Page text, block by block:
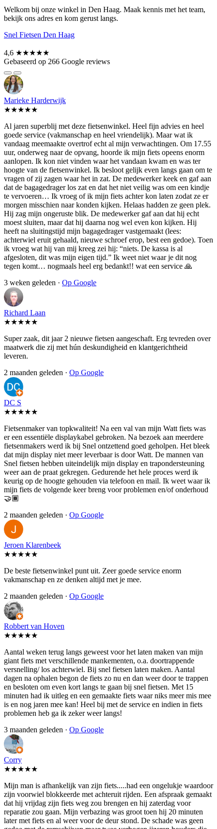
Welkom bij onze winkel in Den Haag. Maak kennis met het team,
bekijk ons adres en kom gerust langs.
Snel Fietsen Den Haag
4,6 ★★★★★
Gebaseerd op 266 Google reviews
Marieke Harderwijk
★★★★★
Al jaren superblij met deze fietsenwinkel. Heel fijn advies en heel
goede service (vakmanschap en heel vriendelijk). Maar wat ik
vandaag meemaakte overtrof echt al mijn verwachtingen. Om 17.55
uur, onderweg naar de opvang, hoorde ik mijn fiets opeens enorm
aanlopen. Ik kon niet vinden waar het vandaan kwam en was ter
hoogte van de fietsenwinkel. Ik besloot gelijk even langs gaan om te
vragen of zij zagen waar het in zat. De medewerker keek en gaf aan
dat de bagagedrager los zat en dat het niet veilig was om een kindje
te vervoeren… Ik vroeg of ik mijn fiets achter kon laten zodat ze er
morgen misschien naar konden kijken. Helaas hadden ze geen plek.
Hij zag mijn ongeruste blik. De medewerker gaf aan dat hij echt
moest sluiten, maar dat hij daarna nog wel even kon kijken. Hij
heeft na sluitingstijd mijn bagagedrager vastgemaakt (lees:
achterwiel eruit gehaald, nieuwe schroef erop, best een gedoe). Toen
ik vroeg wat hij van mij kreeg zei hij: “niets. De kassa is al
afgesloten, dit was mijn eigen tijd.” Ik weet niet waar je dit nog
tegen komt… nogmaals heel erg bedankt!! wat een service 🙏
3 weken geleden · Op Google
Richard Laan
★★★★★
Super zaak, dit jaar 2 nieuwe fietsen aangeschaft. Erg tevreden over
maatwerk die zij met hún deskundigheid en klantgerichtheid
leveren.
2 maanden geleden · Op Google
DC S
★★★★★
Fietsenmaker van topkwaliteit! Na een val van mijn Watt fiets was
er een essentiële displaykabel gebroken. Na bezoek aan meerdere
fietsenmakers werd ik bij Snel ontzettend goed geholpen. Het bleek
dat mijn display niet meer leverbaar is door Watt. De mannen van
Snel fietsen hebben uiteindelijk mijn display en trapondersteuning
weer aan de praat gekregen. Gedurende het hele proces werd ik
keurig op de hoogte gehouden via telefoon en mail. Ik weet waar ik
mijn fiets de volgende keer breng voor problemen en/of onderhoud
🤝🏾
2 maanden geleden · Op Google
Jeroen Klarenbeek
★★★★★
De beste fietsenwinkel punt uit. Zeer goede service enorm
vakmanschap en ze denken altijd met je mee.
2 maanden geleden · Op Google
Robbert van Hoven
★★★★★
Aantal weken terug langs geweest voor het laten maken van mijn
giant fiets met verschillende mankementen, o.a. doortrappende
versnelling/ los achterwiel. Bij snel fietsen laten maken. Aantal
dagen na ophalen begon de fiets zo nu en dan weer door te trappen
en besloten om even kort langs te gaan bij snel fietsen. Met 15
minuten had ik uitleg en een gemaakte fiets waar niks meer mis mee
is en nog jaren mee kan! Heel bij met de service en indien in fiets
problemen heb ga ik zeker weer langs!
3 maanden geleden · Op Google
Corry
★★★★★
Mijn man is afhankelijk van zijn fiets.....had een ongelukje waardoor
zijn voorwiel blokkeerde met achteruit rijden. Een afspraak gemaakt
dat hij vrijdag zijn fiets weg zou brengen en hij zaterdag voor
reparatie zou gaan. Mijn verbazing was groot toen hij 20 minuten
later met fiets en al weer voor de deur stond. De schade was geen